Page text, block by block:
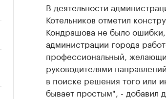
В деятельности
Котельников отметил
Кондрашова не было
администрации города
профессиональный,
руководителями
в поиске решения того или
бывает простым", - добавил